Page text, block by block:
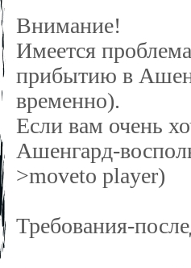
Внимание!
Имеется
прибытию в
временно).
Если вам очень
Ашенгард-
>moveto player)
Требования-